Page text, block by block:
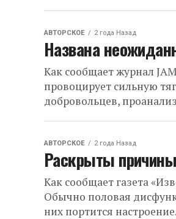
АВТОРСКОЕ 2 года Назад
Названа
Как сообщает журнал
провоцирует сильную
добровольцев,
АВТОРСКОЕ 2 года Назад
Раскрыты
Как сообщает газета
Обычно половая
них портится